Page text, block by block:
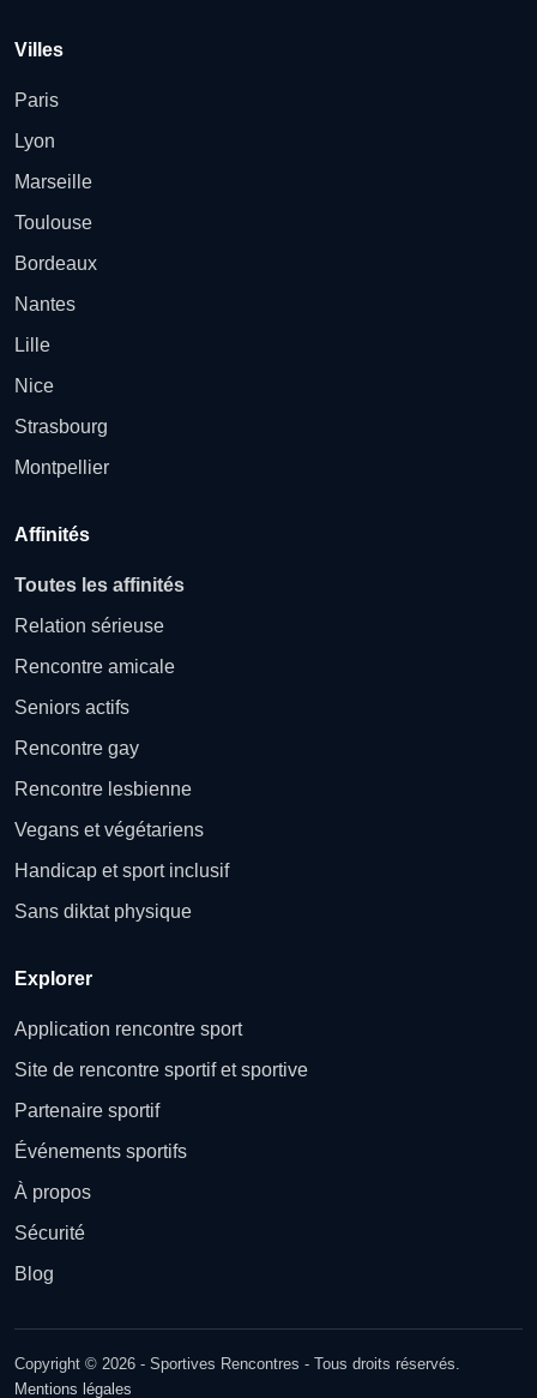
Villes
Paris
Lyon
Marseille
Toulouse
Bordeaux
Nantes
Lille
Nice
Strasbourg
Montpellier
Affinités
Toutes les affinités
Relation sérieuse
Rencontre amicale
Seniors actifs
Rencontre gay
Rencontre lesbienne
Vegans et végétariens
Handicap et sport inclusif
Sans diktat physique
Explorer
Application rencontre sport
Site de rencontre sportif et sportive
Partenaire sportif
Événements sportifs
À propos
Sécurité
Blog
Copyright © 2026 - Sportives Rencontres - Tous droits réservés.
Mentions légales